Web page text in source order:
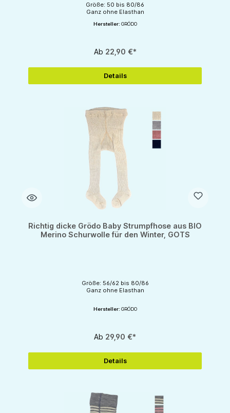
Größe: 50 bis 80/86
Ganz ohne Elasthan
Hersteller: GRÖDO
Ab 22,90 €*
Details
Richtig dicke Grödo Baby Strumpfhose aus BIO
Merino Schurwolle für den Winter, GOTS
Größe: 56/62 bis 80/86
Ganz ohne Elasthan
Hersteller: GRÖDO
Ab 29,90 €*
Details